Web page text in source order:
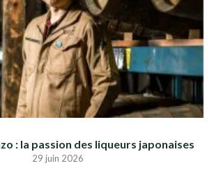
: la passion des liqueurs japonaises
29 juin 2026